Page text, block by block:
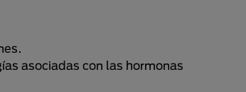
asociadas con las hormonas